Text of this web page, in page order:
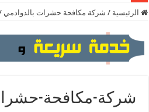
الرئيسية / شركة مكافحة حشرات بالدوادمي
شركة-مكافحة-